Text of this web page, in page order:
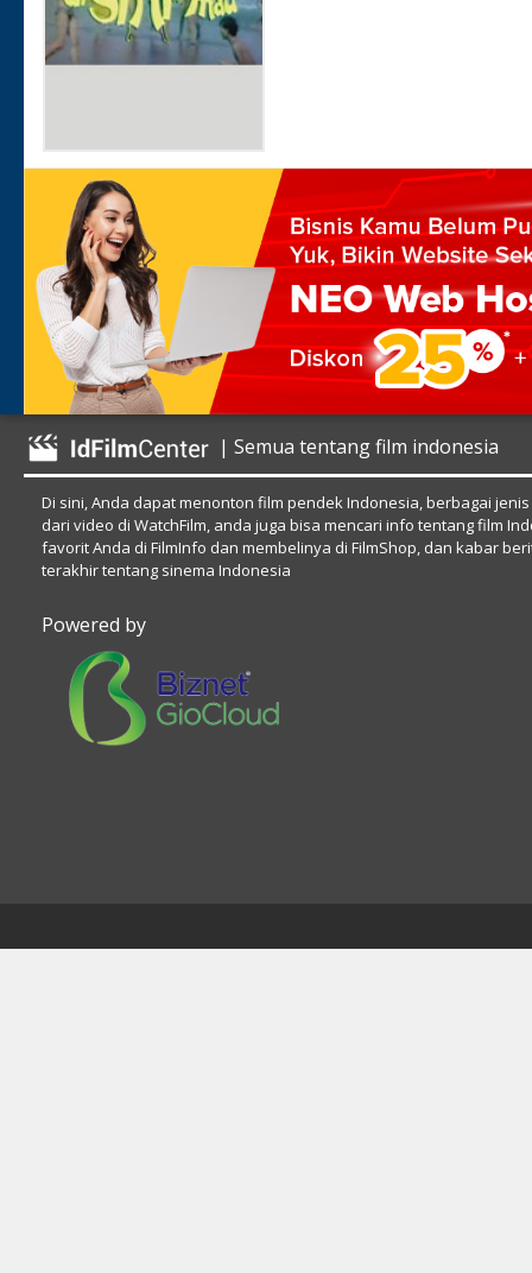
| Semua tentang film indonesia
Di sini, Anda dapat menonton film pendek Indonesia, berbagai
dari video di WatchFilm, anda juga bisa mencari info tentang film
favorit Anda di FilmInfo dan membelinya di FilmShop, dan kabar
terakhir tentang sinema Indonesia
Powered by